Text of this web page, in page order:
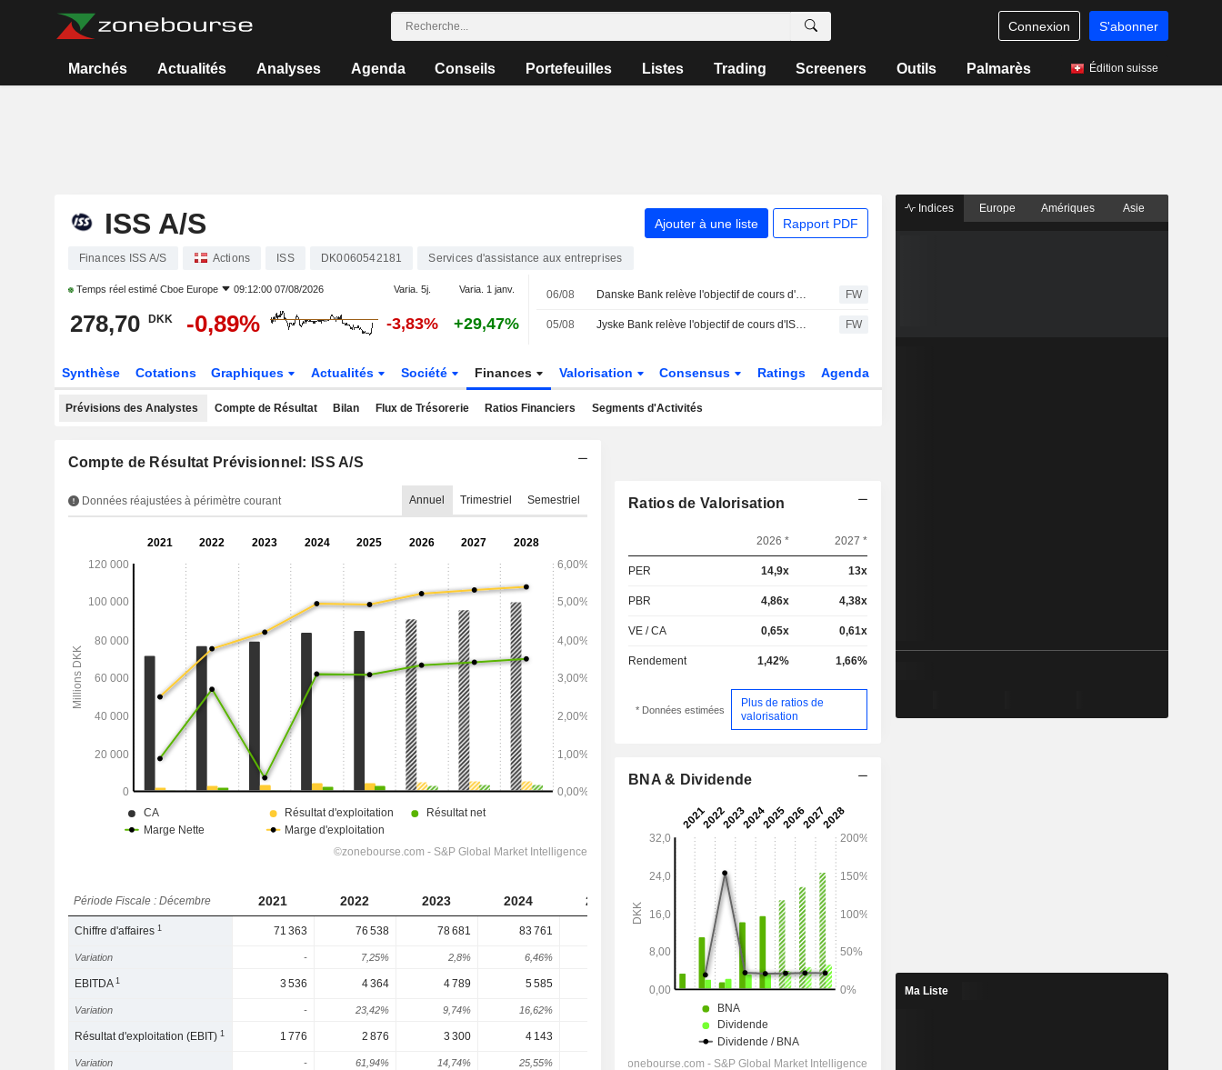
Connexion S'abonner
Marchés Actualités Analyses Agenda Conseils Portefeuilles Listes Trading Screeners Outils Palmarès Édition suisse
ISS A/S Ajouter à une liste Rapport PDF
Finances ISS A/S Actions ISS DK0060542181 Services d'assistance aux entreprises
Temps réel estimé Cboe Europe 09:12:00 07/08/2026 Varia. 5j. Varia. 1 janv.
278,70 DKK -0,89% -3,83% +29,47%
06/08 Danske Bank relève l'objectif de cours d'ISS à 315 couronnes danoises (290), maintient sa recommandation à "conserver" - BN FW
05/08 Jyske Bank relève l'objectif de cours d'ISS à 315 couronnes danoises (280), réitère son conseil à l'achat - BN FW
Synthèse Cotations Graphiques Actualités Société Finances Valorisation Consensus Ratings Agenda
Prévisions des Analystes Compte de Résultat Bilan Flux de Trésorerie Ratios Financiers Segments d'Activités
Compte de Résultat Prévisionnel: ISS A/S
Données réajustées à périmètre courant Annuel Trimestriel Semestriel
Période Fiscale : Décembre 2021 2022 2023 2024 2025 2026 2027 2028
Chiffre d'affaires1 71 363 76 538 78 681 83 761 90 476 95 447
Variation - 7,25% 2,8% 6,46% 6,84% 5,49% 4,23%
EBITDA1 3 536 4 364 4 789 5 585 6 340 6 756 7 084
Variation - 23,42% 9,74% 16,62% 10,77%
Résultat d'exploitation (EBIT)1 1 776 2 876 3 300 4 143 4 715 5 065
Variation - 61,94% 14,74% 25,55% 0,63% 13,09% 7,44% 5,82%
Ratios de Valorisation
2026 * 2027 *
PER 14,9x 13x
PBR 4,86x 4,38x
VE / CA 0,65x 0,61x
Rendement 1,42% 1,66%
* Données estimées
Plus de ratios de
valorisation
BNA & Dividende
Indices Europe Amériques Asie
Ma Liste